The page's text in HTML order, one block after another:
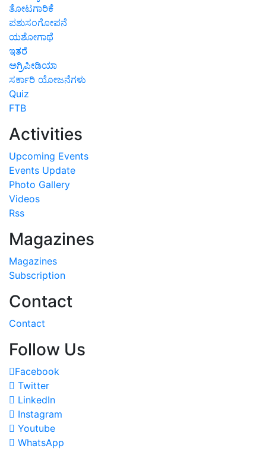
ತೋಟಗಾರಿಕೆ
ಪಶುಸಂಗೋಪನೆ
ಯಶೋಗಾಥೆ
ಇತರೆ
ಅಗ್ರಿಪೀಡಿಯಾ
ಸರ್ಕಾರಿ ಯೋಜನೆಗಳು
Quiz
FTB
Activities
Upcoming Events
Events Update
Photo Gallery
Videos
Rss
Magazines
Magazines
Subscription
Contact
Contact
Follow Us
Facebook
Twitter
LinkedIn
Instagram
Youtube
WhatsApp